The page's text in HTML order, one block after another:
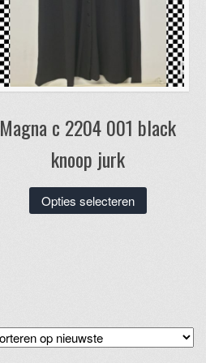
Magna c 2204 001 black
knoop jurk
Opties selecteren
product
kan
gekozen